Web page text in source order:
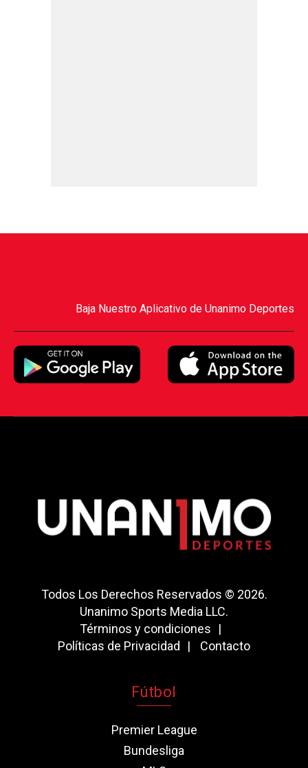
Baja Nuestro Aplicativo de Unanimo Deportes
Todos Los Derechos Reservados © 2026.
Unanimo Sports Media LLC.
Términos y condiciones
Políticas de Privacidad
Contacto
Fútbol
Premier League
Bundesliga